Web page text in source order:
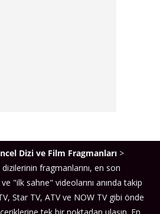
Dizi ve Film Fragmanları >
fragmanlarını, en son
ve "ilk sahne" videolarını anında takip
Star TV, ATV ve NOW TV gibi önde